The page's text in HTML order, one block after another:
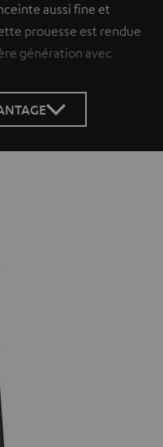
aussi fine et
prouesse est rendue
génération avec